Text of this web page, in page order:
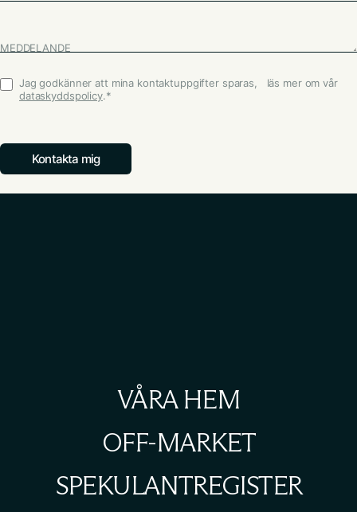
MEDDELANDE
Godkännande*
Jag godkänner att mina kontaktuppgifter sparas, läs mer om vår
dataskyddspolicy.*
Kontakta mig
VÅRA HEM
OFF-MARKET
SPEKULANTREGISTER